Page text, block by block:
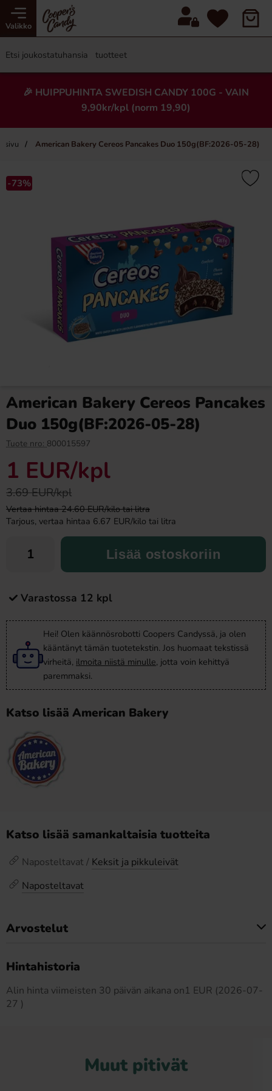
Valikko
🎉 HUIPPUHINTA SWEDISH CANDY 100G - VAIN
9,90kr/kpl (norm 19,90)
American Bakery Cereos Pancakes Duo 150g(BF:2026-05-28)
×
Osta Osta
-73%
American Bakery Cereos Pancakes
Duo 150g(BF:2026-05-28)
Tuote nro: 800015597
1 EUR/kpl
3.69 EUR/kpl
Vertaa hintaa 24.60 EUR/kilo tai litra
Tarjous, vertaa hintaa 6.67 EUR/kilo tai litra
Lisää ostoskoriin
Varastossa 12 kpl
Hei! Olen käännösrobotti Coopers Candyssä, ja olen
kääntänyt tämän tuotetekstin. Jos huomaat tekstissä
virheitä, ilmoita niistä minulle, jotta voin kehittyä
paremmaksi.
Katso lisää American Bakery
Katso lisää samankaltaisia tuotteita
Naposteltavat / Keksit ja pikkuleivät
Naposteltavat
Arvostelut
Hintahistoria
Alin hinta viimeisten 30 päivän aikana on1 EUR (2026-07-
27 )
Muut pitivät